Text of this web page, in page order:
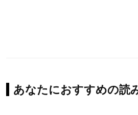
あなたにおすすめの読